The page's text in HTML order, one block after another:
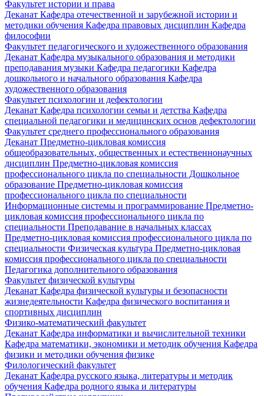
Факультет истории и права
Деканат Кафедра отечественной и зарубежной истории и
методики обучения Кафедра правовых дисциплин Кафедра
философии
Факультет педагогического и художественного образования
Деканат Кафедра музыкального образования и методики
преподавания музыки Кафедра педагогики Кафедра
дошкольного и начального образования Кафедра
художественного образования
Факультет психологии и дефектологии
Деканат Кафедра психологии семьи и детства Кафедра
специальной педагогики и медицинских основ дефектологии
Факультет среднего профессионального образования
Деканат Предметно-цикловая комиссия
общеобразовательных, общественных и естественнонаучных
дисциплин Предметно-цикловая комиссия
профессионального цикла по специальности Дошкольное
образование Предметно-цикловая комиссия
профессионального цикла по специальности
Информационные системы и программирование Предметно-
цикловая комиссия профессионального цикла по
специальности Преподавание в начальных классах
Предметно-цикловая комиссия профессионального цикла по
специальности Физическая культура Предметно-цикловая
комиссия профессионального цикла по специальности
Педагогика дополнительного образования
Факультет физической культуры
Деканат Кафедра физической культуры и безопасности
жизнедеятельности Кафедра физического воспитания и
спортивных дисциплин
Физико-математический факультет
Деканат Кафедра информатики и вычислительной техники
Кафедра математики, экономики и методик обучения Кафедра
физики и методики обучения физике
Филологический факультет
Деканат Кафедра русского языка, литературы и методик
обучения Кафедра родного языка и литературы